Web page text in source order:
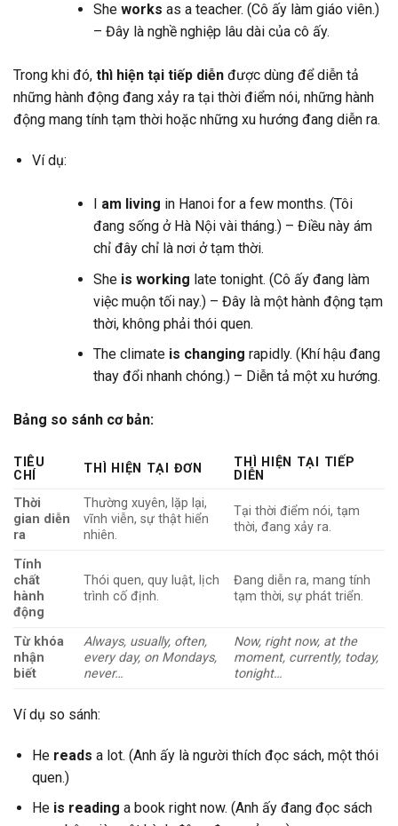
She works as a teacher. (Cô ấy làm giáo viên.)
– Đây là nghề nghiệp lâu dài của cô ấy.
Trong khi đó, thì hiện tại tiếp diễn được dùng để diễn tả
những hành động đang xảy ra tại thời điểm nói, những hành
động mang tính tạm thời hoặc những xu hướng đang diễn ra.
Ví dụ:
I am living in Hanoi for a few months. (Tôi
đang sống ở Hà Nội vài tháng.) – Điều này ám
chỉ đây chỉ là nơi ở tạm thời.
She is working late tonight. (Cô ấy đang làm
việc muộn tối nay.) – Đây là một hành động tạm
thời, không phải thói quen.
The climate is changing rapidly. (Khí hậu đang
thay đổi nhanh chóng.) – Diễn tả một xu hướng.
Bảng so sánh cơ bản:
TIÊU
CHÍ
THÌ HIỆN TẠI ĐƠN
THÌ HIỆN TẠI TIẾP
DIỄN
Thời
gian diễn
ra
Thường xuyên, lặp lại,
vĩnh viễn, sự thật hiển
nhiên.
Tại thời điểm nói, tạm
thời, đang xảy ra.
Tính
chất
hành
động
Thói quen, quy luật, lịch
trình cố định.
Đang diễn ra, mang tính
tạm thời, sự phát triển.
Từ khóa
nhận
biết
Always, usually, often,
every day, on Mondays,
never…
Now, right now, at the
moment, currently, today,
tonight…
Ví dụ so sánh:
He reads a lot. (Anh ấy là người thích đọc sách, một thói
quen.)
He is reading a book right now. (Anh ấy đang đọc sách